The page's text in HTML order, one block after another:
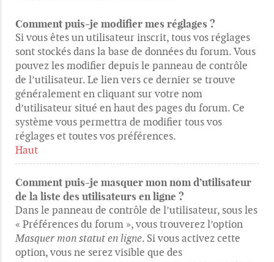
Comment puis-je modifier mes réglages ?
Si vous êtes un utilisateur inscrit, tous vos réglages
sont stockés dans la base de données du forum. Vous
pouvez les modifier depuis le panneau de contrôle
de l’utilisateur. Le lien vers ce dernier se trouve
généralement en cliquant sur votre nom
d’utilisateur situé en haut des pages du forum. Ce
système vous permettra de modifier tous vos
réglages et toutes vos préférences.
Haut
Comment puis-je masquer mon nom d’utilisateur
de la liste des utilisateurs en ligne ?
Dans le panneau de contrôle de l’utilisateur, sous les
« Préférences du forum », vous trouverez l’option
Masquer mon statut en ligne. Si vous activez cette
option, vous ne serez visible que des